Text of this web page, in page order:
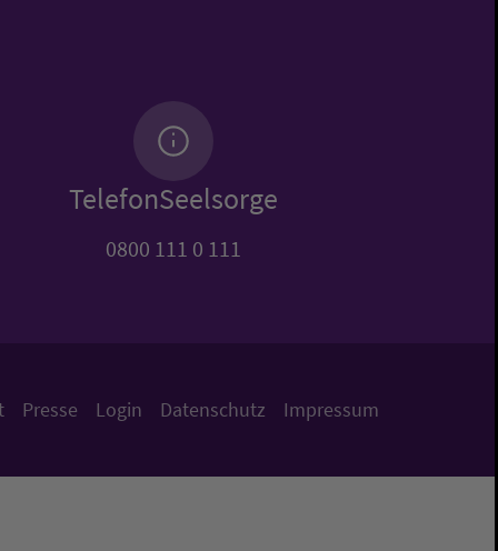
TelefonSeelsorge
0800 111 0 111
Presse Login Datenschutz Impressum